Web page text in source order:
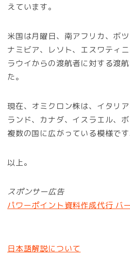
えています。
米国は月曜日、南アフリカ、ボツ
ナミビア、レソト、エスワティ
ラウイからの渡航者に対する渡
た。
現在、オミクロン株は、イタリ
ランド、カナダ、イスラエル、
複数の国に広がっている模様です
以上。
スポンサー広告
パワーポイント資料作成代行 バ
日本語解説について